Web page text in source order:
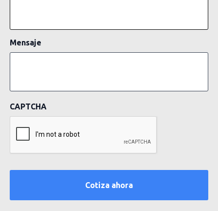
Mensaje
CAPTCHA